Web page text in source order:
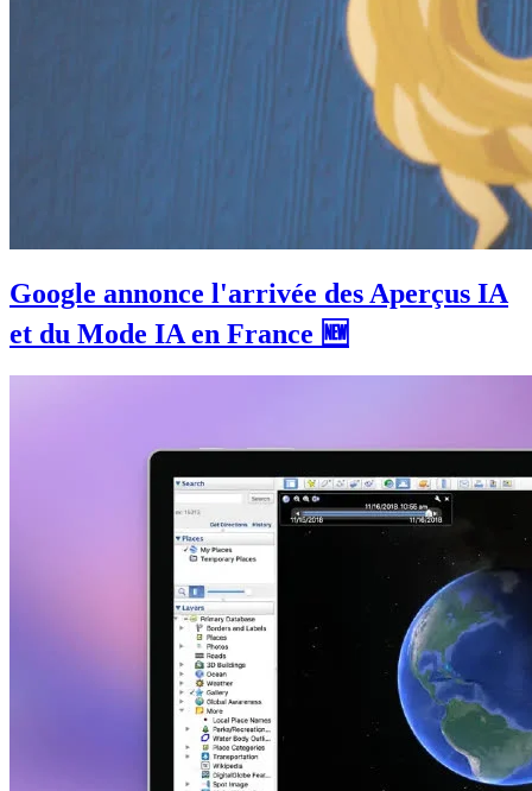
Google annonce l'arrivée des Aperçus IA
et du Mode IA en France 🆕